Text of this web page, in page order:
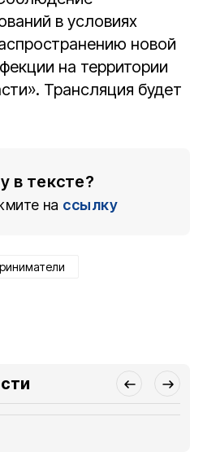
в условиях
новой
на территории
Трансляция будет
в тексте?
на ссылку